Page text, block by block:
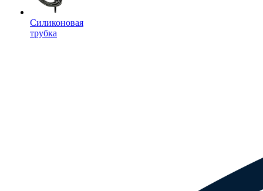
Силиконовая
трубка